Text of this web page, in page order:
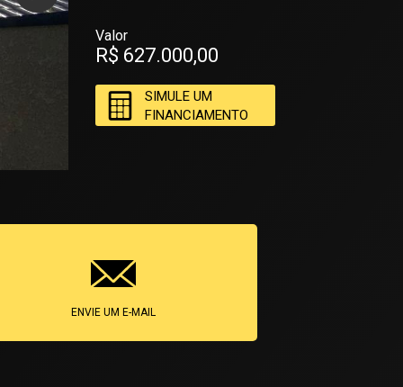
Valor
R$ 627.000,00
SIMULE UM
FINANCIAMENTO
ENVIE UM E-MAIL